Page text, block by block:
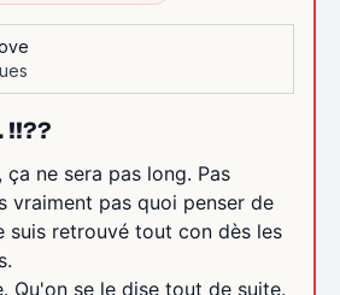
!!??
ça ne sera pas long. Pas
vraiment pas quoi penser de
suis retrouvé tout con dès les
Qu'on se le dise tout de suite.